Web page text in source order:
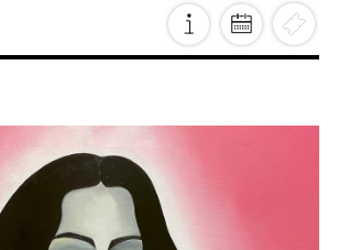
Stuttgart Opernhaus, Foyer I. Rang
des Wandels